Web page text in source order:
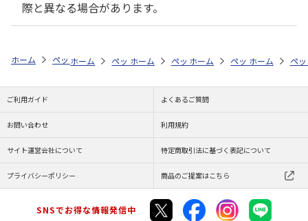
際と異なる場合があります。
ホーム ペットストア ケージ・飼育その他用品 ケージ用パーツ・お
ホーム ペットストア ケージ・飼育その他用品 ケ
ホーム ペットストア ケージ・飼育その
ホーム ペットストア ケ
ホーム ペ
ご利用ガイド よくあるご質問
お問い合わせ 利用規約
サイト運営会社について 特定商取引法に基づく表記について
プライバシーポリシー 商品のご提案はこちら
SNSでお得な情報発信中